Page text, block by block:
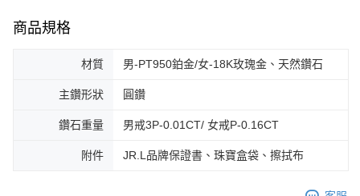
商品規格
材質 男-PT950鉑金/女-18K玫瑰金、天然鑽石
主鑽形狀 圓鑽
鑽石重量 男戒3P-0.01CT/ 女戒P-0.16CT
附件 JR.L品牌保證書、珠寶盒袋、擦拭布